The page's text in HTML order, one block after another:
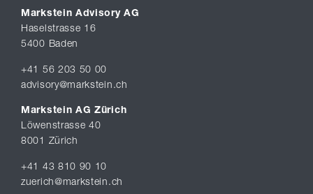
Markstein Advisory AG
Haselstrasse 16
5400 Baden
+41 56 203 50 00
advisory@markstein.ch
Markstein AG Zürich
Löwenstrasse 40
8001 Zürich
+41 43 810 90 10
zuerich@markstein.ch